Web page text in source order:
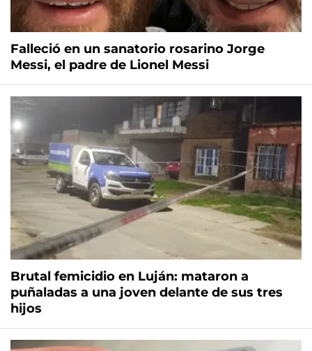
Falleció en un sanatorio rosarino Jorge
Messi, el padre de Lionel Messi
Brutal femicidio en Luján: mataron a
puñaladas a una joven delante de sus tres
hijos